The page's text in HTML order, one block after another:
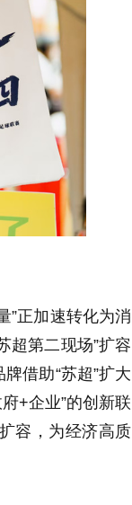
”正加速转化为消
超第二现场”扩容
牌借助“苏超”扩大
府+企业”的创新联
容，为经济高质